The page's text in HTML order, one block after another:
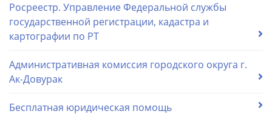
Росреестр. Управление Федеральной службы
государственной регистрации, кадастра и
картографии по РТ
Административная комиссия городского округа г.
Ак-Довурак
Бесплатная юридическая помощь